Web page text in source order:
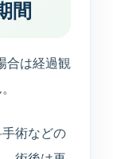
間
合は経過観
術などの